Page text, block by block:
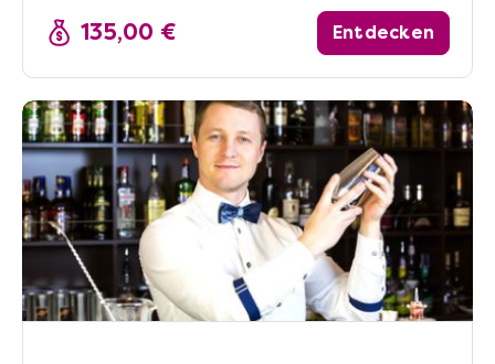
135,00 € Entdecken